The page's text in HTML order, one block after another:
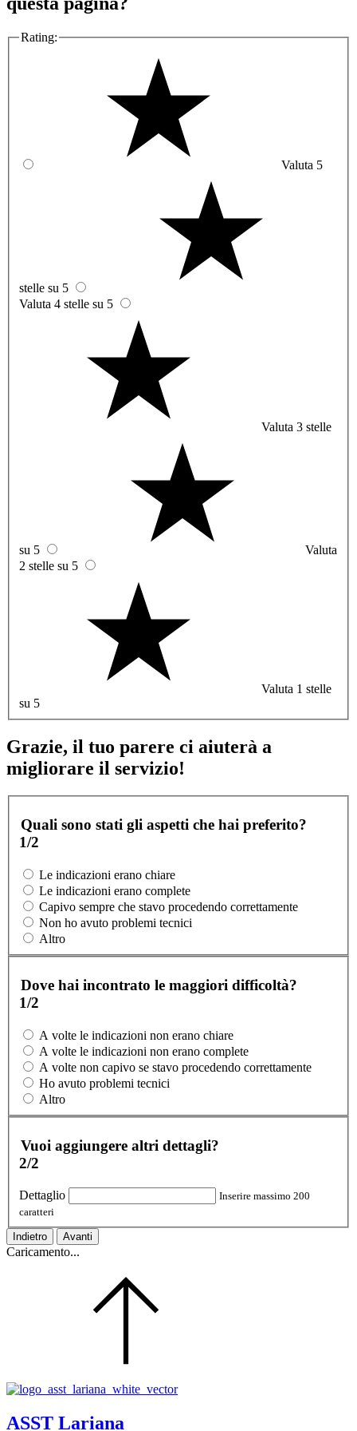
Rating:
Valuta 5
stelle su 5
Valuta 4 stelle su 5
Valuta 3 stelle
su 5
Valuta
2 stelle su 5
Valuta 1 stelle
su 5
Grazie, il tuo parere ci aiuterà a
migliorare il servizio!
Quali sono stati gli aspetti che hai preferito?
1/2
Le indicazioni erano chiare
Le indicazioni erano complete
Capivo sempre che stavo procedendo correttamente
Non ho avuto problemi tecnici
Altro
Dove hai incontrato le maggiori difficoltà?
1/2
A volte le indicazioni non erano chiare
A volte le indicazioni non erano complete
A volte non capivo se stavo procedendo correttamente
Ho avuto problemi tecnici
Altro
Vuoi aggiungere altri dettagli?
2/2
Dettaglio
Inserire massimo 200
caratteri
Indietro Avanti
Caricamento...
ASST Lariana